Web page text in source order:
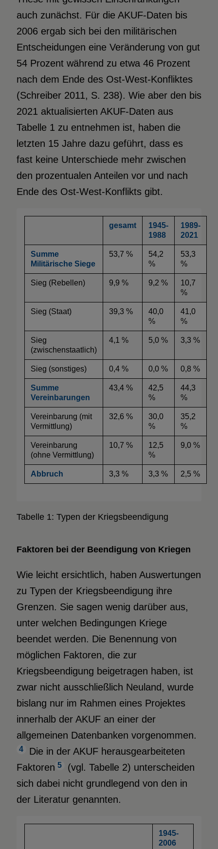
auch zunächst. Für die AKUF-Daten bis
2006 ergab sich bei den militärischen
Entscheidungen eine Veränderung von gut
54 Prozent während zu etwa 46 Prozent
nach dem Ende des Ost-West-Konfliktes
(Schreiber 2011, S. 238). Wie aber den bis
2021 aktualisierten AKUF-Daten aus
Tabelle 1 zu entnehmen ist, haben die
letzten 15 Jahre dazu geführt, dass es
fast keine Unterschiede mehr zwischen
den prozentualen Anteilen vor und nach
Ende des Ost-West-Konflikts gibt.
gesamt
1945-
1988
1989-
2021
Summe
Militärische Siege
53,7 %
54,2
%
53,3
%
Sieg (Rebellen) 9,9 % 9,2 %
10,7
%
Sieg (Staat) 39,3 %
40,0
%
41,0
%
Sieg
(zwischenstaatlich)
4,1 % 5,0 % 3,3 %
Sieg (sonstiges) 0,4 % 0,0 % 0,8 %
Summe
Vereinbarungen
43,4 %
42,5
%
44,3
%
Vereinbarung (mit
Vermittlung)
32,6 %
30,0
%
35,2
%
Vereinbarung
(ohne Vermittlung)
10,7 %
12,5
%
9,0 %
Abbruch 3,3 % 3,3 % 2,5 %
Tabelle 1: Typen der Kriegsbeendigung
Faktoren bei der Beendigung von Kriegen
Wie leicht ersichtlich, haben Auswertungen
zu Typen der Kriegsbeendigung ihre
Grenzen. Sie sagen wenig darüber aus,
unter welchen Bedingungen Kriege
beendet werden. Die Benennung von
möglichen Faktoren, die zur
Kriegsbeendigung beigetragen haben, ist
zwar nicht ausschließlich Neuland, wurde
bislang nur im Rahmen eines Projektes
innerhalb der AKUF an einer der
allgemeinen Datenbanken vorgenommen.
4
Die in der AKUF herausgearbeiteten
Faktoren 5
(vgl. Tabelle 2) unterscheiden
sich dabei nicht grundlegend von den in
der Literatur genannten.
1945-
2006